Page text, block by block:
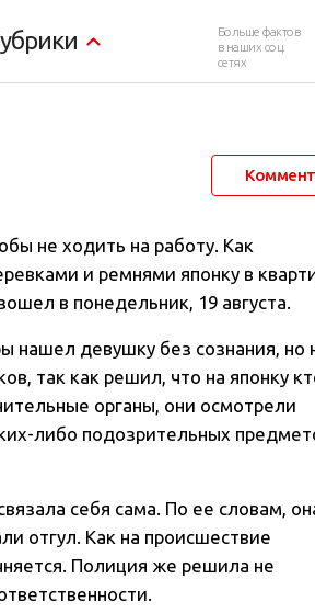
Больше фактов
в наших соц.
сетях
не ходить на работу . Как
и ремнями японку в
в понедельник, 19 августа.
нашел девушку без сознания, но
так как решил, что на японку
органы, они осмотрели
либо подозрительных
себя сама. По ее словам,
отгул. Как на происшествие
Полиция же решила не